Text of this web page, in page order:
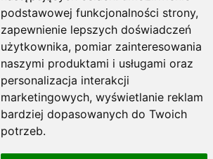
podstawowej funkcjonalności strony,
zapewnienie lepszych doświadczeń
użytkownika, pomiar zainteresowania
naszymi produktami i usługami oraz
personalizacja interakcji
marketingowych, wyświetlanie reklam
bardziej dopasowanych do Twoich
potrzeb.